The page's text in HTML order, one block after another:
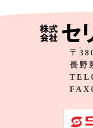
〒
長野